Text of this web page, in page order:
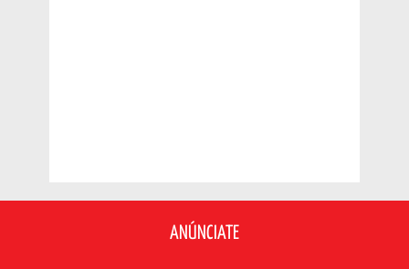
ANÚNCIATE